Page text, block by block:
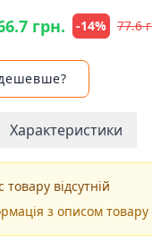
грн. -14% 77.6
Характеристики
товару відсутній
з описом